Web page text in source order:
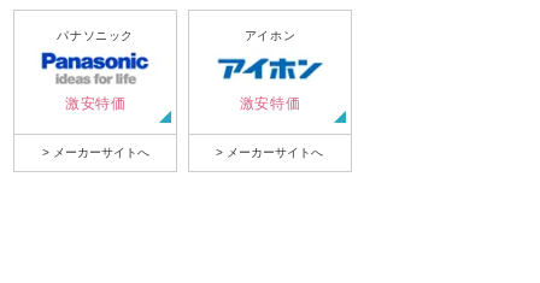
パナソニック
激安特価
> メーカーサイトへ
アイホン
激安特価
> メーカーサイトへ